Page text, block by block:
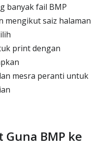
banyak fail BMP
mengikut saiz halaman
print dengan
mesra peranti untuk
Guna BMP ke